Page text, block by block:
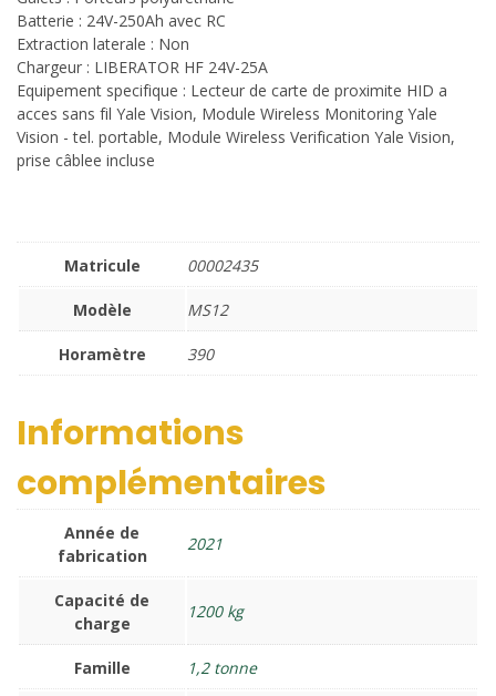
Batterie : 24V-250Ah avec RC
Extraction laterale : Non
Chargeur : LIBERATOR HF 24V-25A
Equipement specifique : Lecteur de carte de proximite HID a
acces sans fil Yale Vision, Module Wireless Monitoring Yale
Vision - tel. portable, Module Wireless Verification Yale Vision,
prise câblee incluse
Matricule 00002435
Modèle MS12
Horamètre 390
Informations
complémentaires
Année de
fabrication
2021
Capacité de
charge
1200 kg
Famille 1,2 tonne